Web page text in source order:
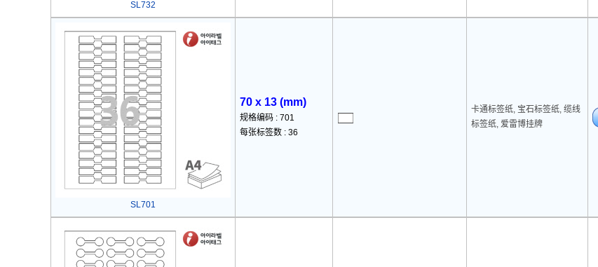
SL732
SL701
70 x 13 (mm)
规格编码 : 701
每张标签数 : 36
卡通标签纸, 宝石标签纸, 缆线
标签纸, 爱雷博挂牌